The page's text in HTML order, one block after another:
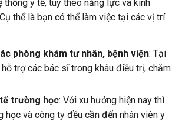
thống y tế, tùy theo năng lực và kinh
thể là bạn có thể làm việc tại các vị trí
phòng khám tư nhân, bệnh viện: Tại
trợ các bác sĩ trong khâu điều trị, chăm
trường học: Với xu hướng hiện nay thì
học và công ty đều cần đến nhân viên y